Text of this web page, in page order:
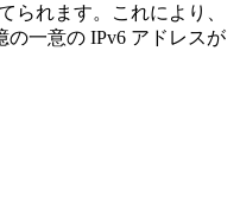
られます。これにより、
一意の IPv6 アドレスが